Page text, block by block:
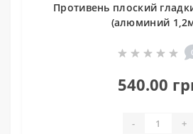
Противень плоский
(алюминий
540.00
- +